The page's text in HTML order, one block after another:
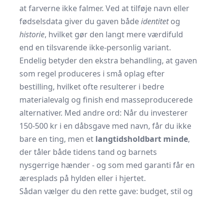
at farverne ikke falmer. Ved at tilføje navn eller
fødselsdata giver du gaven bådeidentitetog
historie, hvilket gør den langt mere værdifuld
end en tilsvarende ikke-personlig variant.
Endelig betyder den ekstra behandling, at gaven
som regel produceres i små oplag efter
bestilling, hvilket ofte resulterer i bedre
materialevalg og finish end masseproducerede
alternativer. Med andre ord: Når du investerer
150-500 kr i en dåbsgave med navn, får du ikke
bare en ting, men et langtidsholdbart minde,
der tåler både tidens tand og barnets
nysgerrige hænder - og som med garanti får en
æresplads på hylden eller i hjertet.
Sådan vælger du den rette gave: budget, stil og